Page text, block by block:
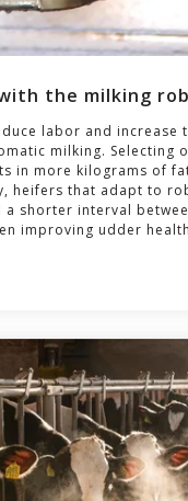
the milking
labor and increase
milking. Selecting
in more kilograms of
heifers that adapt to
a shorter interval
improving udder